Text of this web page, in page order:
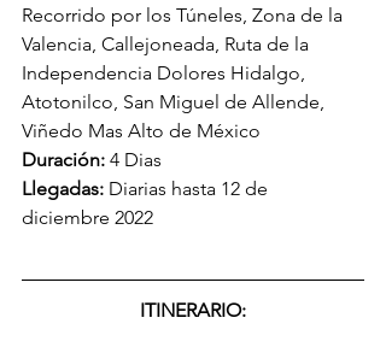
Recorrido por los Túneles, Zona de la
Valencia, Callejoneada, Ruta de la
Independencia Dolores Hidalgo,
Atotonilco, San Miguel de Allende,
Viñedo Mas Alto de México
Duración: 4 Dias
Llegadas: Diarias hasta 12 de
diciembre 2022
ITINERARIO: